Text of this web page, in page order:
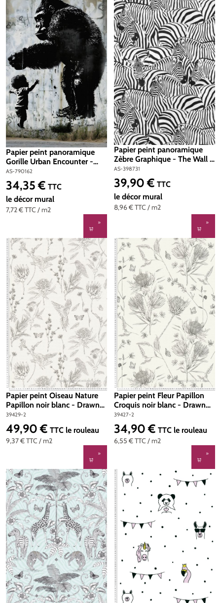
Papier peint panoramique
Gorille Urban Encounter -
Metropolitan Stories 4 Hot
Spots d'A.S. Création | Réf.
AS-790162
AS-790162
7,72 €TTC / m2
Prix régulier :
34,35 € TTC
le décor mural
Papier peint panoramique
Zèbre Graphique - The Wall 3
d'A.S. Création | Réf. AS-
398731
AS-398731
8,96 €TTC / m2
Prix régulier :
39,90 € TTC
le décor mural
Papier peint Oiseau Nature
Papillon noir blanc - Drawn
Into Nature de Livingwalls |
Réf. 39429-2
39429-2
9,37 €TTC / m2
Prix régulier :
49,90 € TTC le rouleau
Papier peint Fleur Papillon
Croquis noir blanc - Drawn
Into Nature de Livingwalls |
Réf. 39427-2
39427-2
6,55 €TTC / m2
Prix régulier :
34,90 € TTC le rouleau